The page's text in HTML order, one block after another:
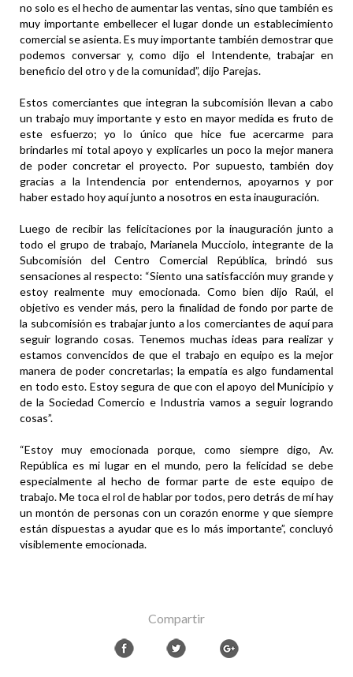
no solo es el hecho de aumentar las ventas, sino que también es
muy importante embellecer el lugar donde un establecimiento
comercial se asienta. Es muy importante también demostrar que
podemos conversar y, como dijo el Intendente, trabajar en
beneficio del otro y de la comunidad”, dijo Parejas.
Estos comerciantes que integran la subcomisión llevan a cabo
un trabajo muy importante y esto en mayor medida es fruto de
este esfuerzo; yo lo único que hice fue acercarme para
brindarles mi total apoyo y explicarles un poco la mejor manera
de poder concretar el proyecto. Por supuesto, también doy
gracias a la Intendencia por entendernos, apoyarnos y por
haber estado hoy aquí junto a nosotros en esta inauguración.
Luego de recibir las felicitaciones por la inauguración junto a
todo el grupo de trabajo, Marianela Mucciolo, integrante de la
Subcomisión del Centro Comercial República, brindó sus
sensaciones al respecto: “Siento una satisfacción muy grande y
estoy realmente muy emocionada. Como bien dijo Raúl, el
objetivo es vender más, pero la finalidad de fondo por parte de
la subcomisión es trabajar junto a los comerciantes de aquí para
seguir logrando cosas. Tenemos muchas ideas para realizar y
estamos convencidos de que el trabajo en equipo es la mejor
manera de poder concretarlas; la empatía es algo fundamental
en todo esto. Estoy segura de que con el apoyo del Municipio y
de la Sociedad Comercio e Industria vamos a seguir logrando
cosas”.
“Estoy muy emocionada porque, como siempre digo, Av.
República es mi lugar en el mundo, pero la felicidad se debe
especialmente al hecho de formar parte de este equipo de
trabajo. Me toca el rol de hablar por todos, pero detrás de mí hay
un montón de personas con un corazón enorme y que siempre
están dispuestas a ayudar que es lo más importante”, concluyó
visiblemente emocionada.
Compartir